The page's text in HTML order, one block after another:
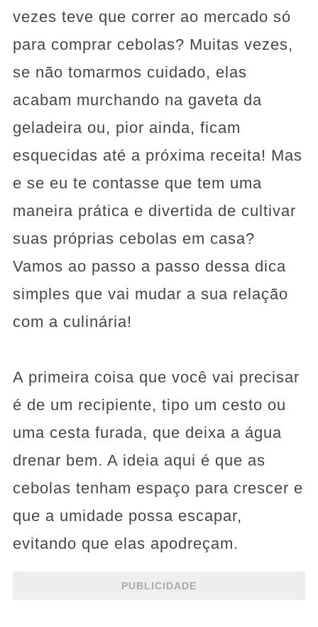
vezes teve que correr ao mercado só
para comprar cebolas? Muitas vezes,
se não tomarmos cuidado, elas
acabam murchando na gaveta da
geladeira ou, pior ainda, ficam
esquecidas até a próxima receita! Mas
e se eu te contasse que tem uma
maneira prática e divertida de cultivar
suas próprias cebolas em casa?
Vamos ao passo a passo dessa dica
simples que vai mudar a sua relação
com a culinária!
A primeira coisa que você vai precisar
é de um recipiente, tipo um cesto ou
uma cesta furada, que deixa a água
drenar bem. A ideia aqui é que as
cebolas tenham espaço para crescer e
que a umidade possa escapar,
evitando que elas apodreçam.
PUBLICIDADE